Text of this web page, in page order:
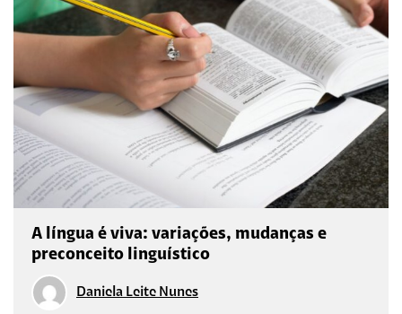
A língua é viva: variações, mudanças e
preconceito linguístico
Daniela Leite Nunes